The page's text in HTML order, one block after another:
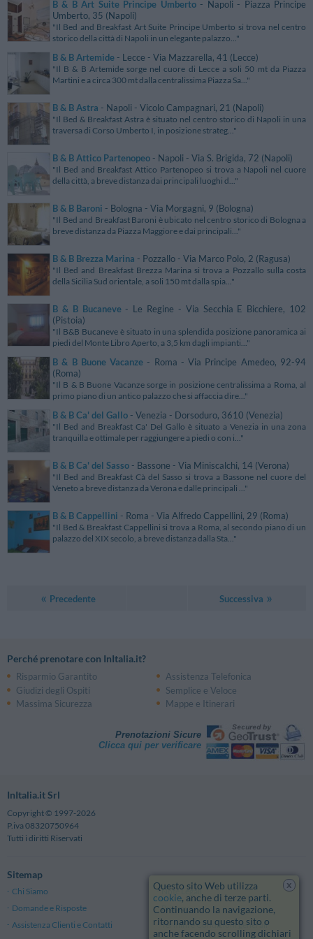
B & B Art Suite Principe Umberto- Napoli - Piazza Principe
Umberto, 35 (Napoli)
"Il Bed and Breakfast Art Suite Principe Umberto si trova nel centro
storico della città di Napoli in un elegante palazzo..."
B & B Artemide - Lecce - Via Mazzarella, 41 (Lecce)
"Il B & B Artemide sorge nel cuore di Lecce a soli 50 mt da Piazza
Martini e a circa 300 mt dalla centralissima Piazza Sa..."
B & B Astra - Napoli - Vicolo Campagnari, 21 (Napoli)
"Il Bed & Breakfast Astra è situato nel centro storico di Napoli in una
traversa di Corso Umberto I, in posizione strateg..."
B & B Attico Partenopeo - Napoli - Via S. Brigida, 72 (Napoli)
"Il Bed and Breakfast Attico Partenopeo si trova a Napoli nel cuore
della città, a breve distanza dai principali luoghi d..."
B & B Baroni - Bologna - Via Morgagni, 9 (Bologna)
"Il Bed and Breakfast Baroni è ubicato nel centro storico di Bologna a
breve distanza da Piazza Maggiore e dai principali..."
B & B Brezza Marina - Pozzallo - Via Marco Polo, 2 (Ragusa)
"Il Bed and Breakfast Brezza Marina si trova a Pozzallo sulla costa
della Sicilia Sud orientale, a soli 150 mt dalla spia..."
B & B Bucaneve- Le Regine - Via Secchia E Bicchiere, 102
(Pistoia)
"Il B&B Bucaneve è situato in una splendida posizione panoramica ai
piedi del Monte Libro Aperto, a 3,5 km dagli impianti..."
B & B Buone Vacanze - Roma - Via Principe Amedeo, 92-94
(Roma)
"Il B & B Buone Vacanze sorge in posizione centralissima a Roma, al
primo piano di un antico palazzo che si affaccia dire..."
B & B Ca' del Gallo - Venezia - Dorsoduro, 3610 (Venezia)
"Il Bed and Breakfast Ca' Del Gallo è situato a Venezia in una zona
tranquilla e ottimale per raggiungere a piedi o con i..."
B & B Ca' del Sasso - Bassone - Via Miniscalchi, 14 (Verona)
"Il Bed and Breakfast Cà del Sasso si trova a Bassone nel cuore del
Veneto a breve distanza da Verona e dalle principali ..."
B & B Cappellini - Roma - Via Alfredo Cappellini, 29 (Roma)
"Il Bed & Breakfast Cappellini si trova a Roma, al secondo piano di un
palazzo del XIX secolo, a breve distanza dalla Sta..."
Precedente Successiva
Perché prenotare con InItalia.it?
Risparmio Garantito
Assistenza Telefonica
Giudizi degli Ospiti
Semplice e Veloce
Massima Sicurezza
Mappe e Itinerari
Prenotazioni Sicure
Clicca qui per verificare
InItalia.it Srl
Copyright © 1997-2026
P.iva 08320750964
Tutti i diritti Riservati
Sitemap
Chi Siamo
Note Legali
Domande e Risposte
Privacy
Assistenza Clienti e Contatti
Termini e Condizioni generali
x
Questo sito Web utilizza
cookie, anche di terze parti.
Continuando la navigazione,
ritornando su questo sito o
anche facendo scrolling dichiari